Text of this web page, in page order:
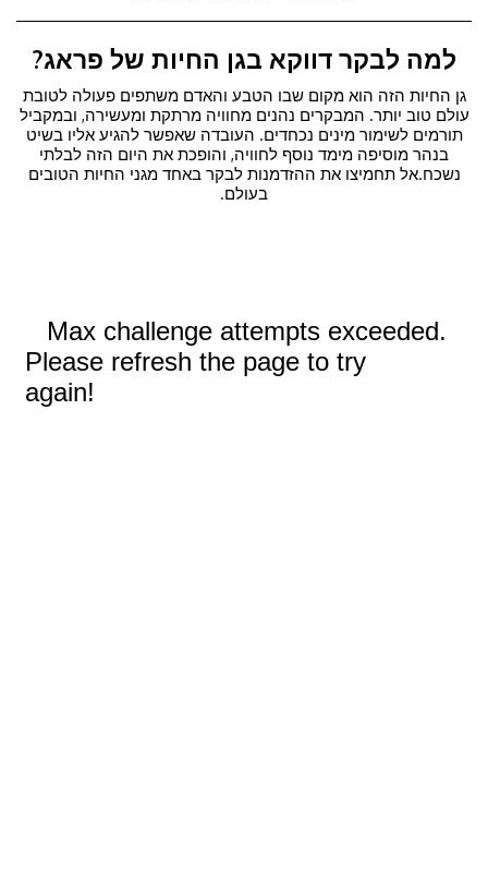
למה לבקר דווקא בגן החיות של פראג?
גן החיות הזה הוא מקום שבו הטבע והאדם משתפים פעולה לטובת
עולם טוב יותר. המבקרים נהנים מחוויה מרתקת ומעשירה, ובמקביל
תורמים לשימור מינים נכחדים. העובדה שאפשר להגיע אליו בשיט
בנהר מוסיפה מימד נוסף לחוויה, והופכת את היום הזה לבלתי
נשכח.אל תחמיצו את ההזדמנות לבקר באחד מגני החיות הטובים
בעולם.